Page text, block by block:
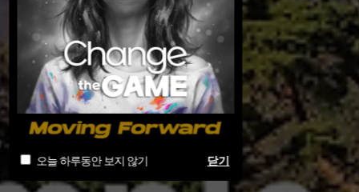
오늘 하루동안 보지 않기 닫기